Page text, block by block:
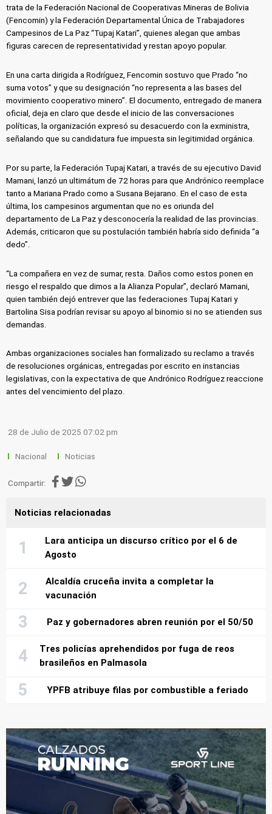
trata de la Federación Nacional de Cooperativas Mineras de Bolivia
(Fencomin) y la Federación Departamental Única de Trabajadores
Campesinos de La Paz “Tupaj Katari”, quienes alegan que ambas
figuras carecen de representatividad y restan apoyo popular.
En una carta dirigida a Rodríguez, Fencomin sostuvo que Prado “no
suma votos” y que su designación “no representa a las bases del
movimiento cooperativo minero”. El documento, entregado de manera
oficial, deja en claro que desde el inicio de las conversaciones
políticas, la organización expresó su desacuerdo con la exministra,
señalando que su candidatura fue impuesta sin legitimidad orgánica.
Por su parte, la Federación Tupaj Katari, a través de su ejecutivo David
Mamani, lanzó un ultimátum de 72 horas para que Andrónico reemplace
tanto a Mariana Prado como a Susana Bejarano. En el caso de esta
última, los campesinos argumentan que no es oriunda del
departamento de La Paz y desconocería la realidad de las provincias.
Además, criticaron que su postulación también habría sido definida “a
dedo”.
“La compañera en vez de sumar, resta. Daños como estos ponen en
riesgo el respaldo que dimos a la Alianza Popular”, declaró Mamani,
quien también dejó entrever que las federaciones Tupaj Katari y
Bartolina Sisa podrían revisar su apoyo al binomio si no se atienden sus
demandas.
Ambas organizaciones sociales han formalizado su reclamo a través
de resoluciones orgánicas, entregadas por escrito en instancias
legislativas, con la expectativa de que Andrónico Rodríguez reaccione
antes del vencimiento del plazo.
28 de Julio de 2025 07:02 pm
Nacional Noticias
Compartir:
Noticias relacionadas
Lara anticipa un discurso crítico por el 6 de
Agosto
Alcaldía cruceña invita a completar la
vacunación
Paz y gobernadores abren reunión por el 50/50
Tres policías aprehendidos por fuga de reos
brasileños en Palmasola
YPFB atribuye filas por combustible a feriado